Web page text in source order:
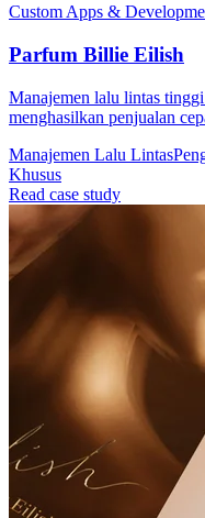
Custom Apps &
Parfum Billie Eilish
Manajemen lalu lintas
menghasilkan penjualan
Manajemen Lalu Lintas
Khusus
Read case study